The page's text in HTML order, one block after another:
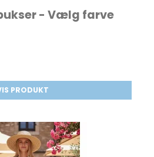
- Vælg farve
PRODUKT